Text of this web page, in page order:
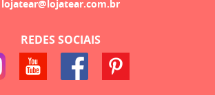
lojatear@lojatear.com.br
REDES SOCIAIS